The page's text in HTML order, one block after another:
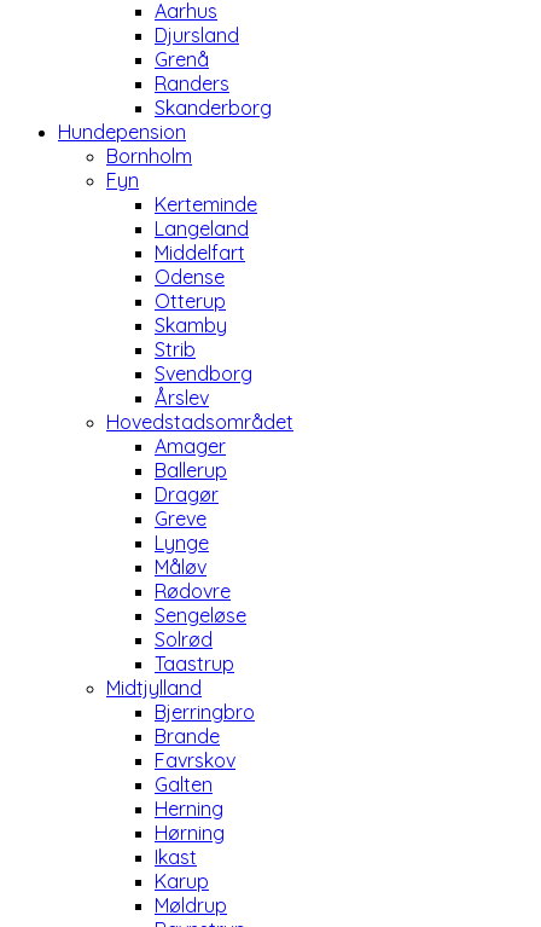
Aarhus
Djursland
Grenå
Randers
Skanderborg
Hundepension
Bornholm
Fyn
Kerteminde
Langeland
Middelfart
Odense
Otterup
Skamby
Strib
Svendborg
Årslev
Hovedstadsområdet
Amager
Ballerup
Dragør
Greve
Lynge
Måløv
Rødovre
Sengeløse
Solrød
Taastrup
Midtjylland
Bjerringbro
Brande
Favrskov
Galten
Herning
Hørning
Ikast
Karup
Møldrup